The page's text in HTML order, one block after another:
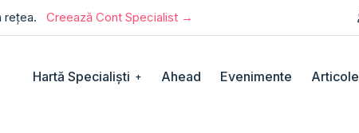
rețea. Creează Cont Specialist →
Hartă Specialiști + Ahead Evenimente Articole